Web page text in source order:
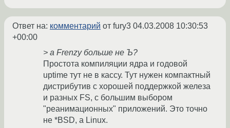
Ответ на: комментарий от fury3 04.03.2008 10:30:53
+00:00
> а Frenzy больше не Ъ?
Простота компиляции ядра и годовой
uptime тут не в кассу. Тут нужен компактный
дистрибутив с хорошей поддержкой железа
и разных FS, с большим выбором
"реанимационных" приложений. Это точно
не *BSD, а Linux.